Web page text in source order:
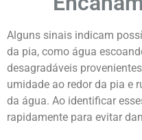
Alguns sinais indicam
da pia, como água
desagradáveis
umidade ao redor da pia e
da água. Ao identificar
rapidamente para evitar